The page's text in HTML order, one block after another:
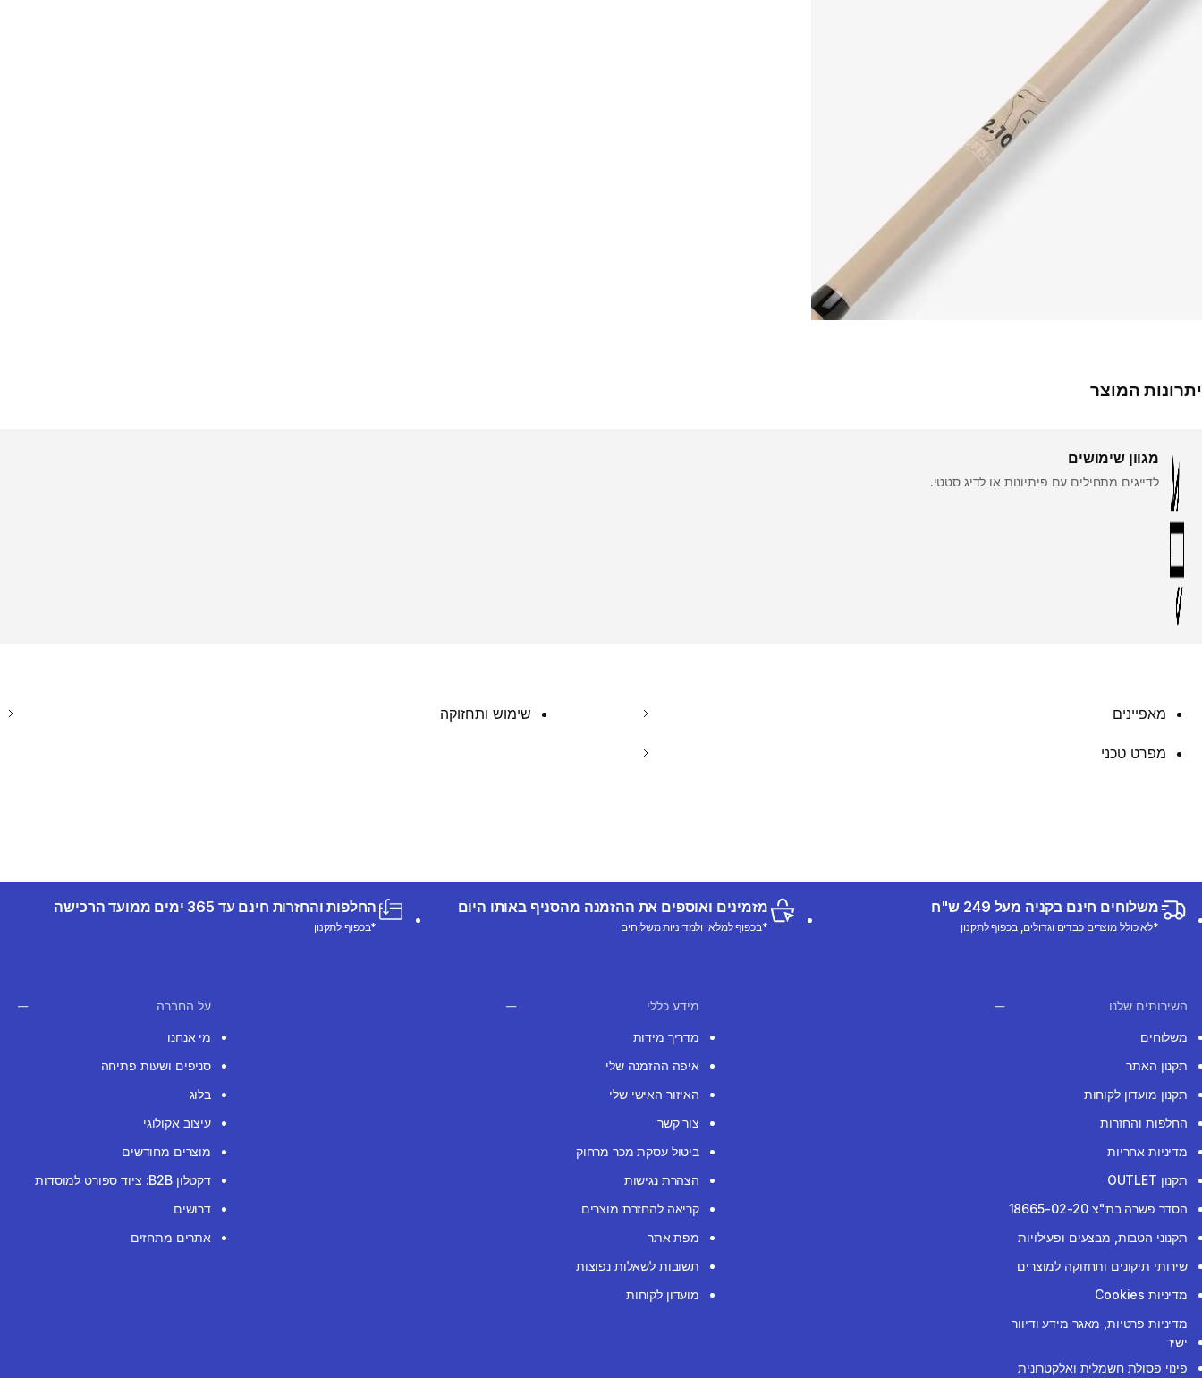
יתרונות המוצר
מגוון שימושים
לדייגים מתחילים עם פיתיונות או לדיג סטטי.
מאפיינים שימוש ותחזוקה
מפרט טכני
משלוחים חינם בקניה מעל 249 ש"ח
*לא כולל מוצרים כבדים וגדולים, בכפוף לתקנון
מזמינים ואוספים את ההזמנה מהסניף באותו היום
*בכפוף למלאי ולמדיניות משלוחים
החלפות והחזרות חינם עד 365 ימים ממועד הרכישה
*בכפוף לתקנון
השירותים שלנו
משלוחים
תקנון האתר
תקנון מועדון לקוחות
החלפות והחזרות
מדיניות אחריות
תקנון OUTLET
הסדר פשרה בת"צ 18665-02-20
תקנוני הטבות, מבצעים ופעילויות
שירותי תיקונים ותחזוקה למוצרים
מדיניות Cookies
מדיניות פרטיות, מאגר מידע ודיוור
ישיר
פינוי פסולת חשמלית ואלקטרונית
מידע כללי
מדריך מידות
איפה ההזמנה שלי
האיזור האישי שלי
צור קשר
ביטול עסקת מכר מרחוק
הצהרת נגישות
קריאה להחזרת מוצרים
מפת אתר
תשובות לשאלות נפוצות
מועדון לקוחות
על החברה
מי אנחנו
סניפים ושעות פתיחה
בלוג
עיצוב אקולוגי
מוצרים מחודשים
דקטלון B2B: ציוד ספורט למוסדות
דרושים
אתרים מתחזים